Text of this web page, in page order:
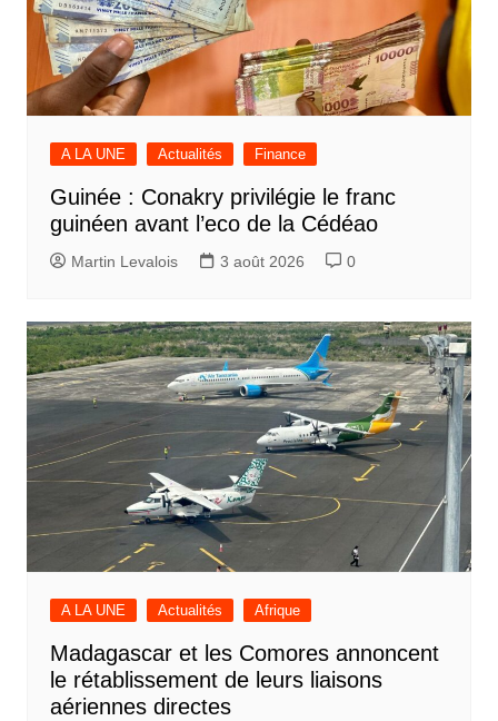
A LA UNE Actualités Finance
Guinée : Conakry privilégie le franc
guinéen avant l’eco de la Cédéao
Martin Levalois 3 août 2026 0
A LA UNE Actualités Afrique
Madagascar et les Comores annoncent
le rétablissement de leurs liaisons
aériennes directes